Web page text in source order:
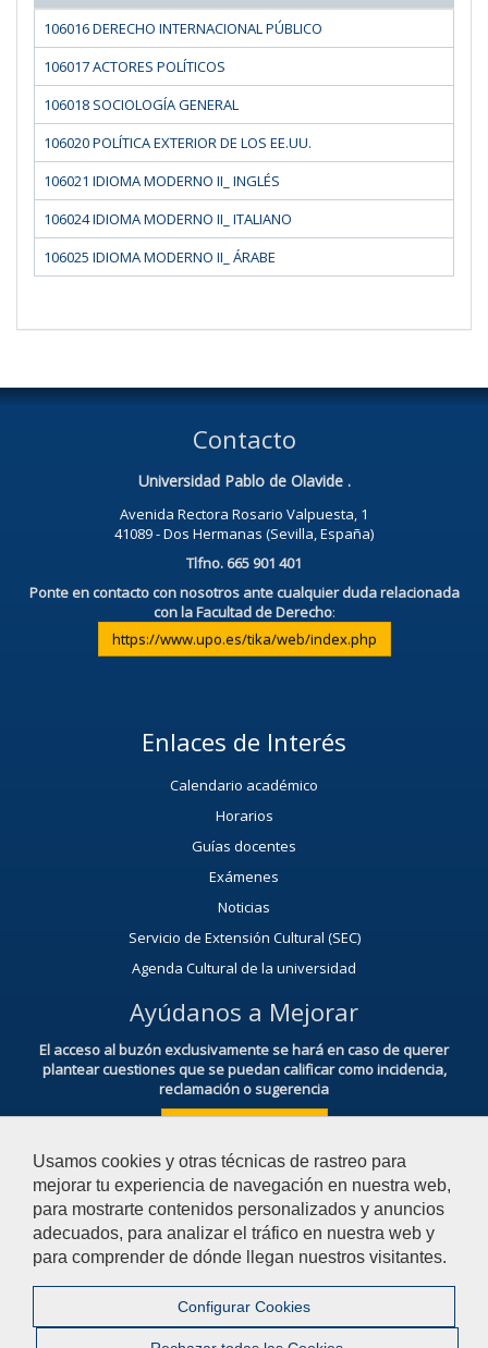
Usamos cookies y otras técnicas de rastreo para
mejorar tu experiencia de navegación en nuestra web,
para mostrarte contenidos personalizados y anuncios
adecuados, para analizar el tráfico en nuestra web y
para comprender de dónde llegan nuestros visitantes.
Configurar Cookies
106016 DERECHO INTERNACIONAL PÚBLICO
106017 ACTORES POLÍTICOS
106018 SOCIOLOGÍA GENERAL
106020 POLÍTICA EXTERIOR DE LOS EE.UU.
106021 IDIOMA MODERNO II_ INGLÉS
106024 IDIOMA MODERNO II_ ITALIANO
106025 IDIOMA MODERNO II_ ÁRABE
Contacto
Universidad Pablo de Olavide .
Avenida Rectora Rosario Valpuesta, 1
41089 - Dos Hermanas (Sevilla, España)
Tlfno. 665 901 401
Ponte en contacto con nosotros ante cualquier duda relacionada
con la Facultad de Derecho:
https://www.upo.es/tika/web/index.php
Enlaces de Interés
Calendario académico
Horarios
Guías docentes
Exámenes
Noticias
Servicio de Extensión Cultural (SEC)
Agenda Cultural de la universidad
Ayúdanos a Mejorar
El acceso al buzón exclusivamente se hará en caso de querer
plantear cuestiones que se puedan calificar como incidencia,
reclamación o sugerencia
Aviso Legal | Privacidad